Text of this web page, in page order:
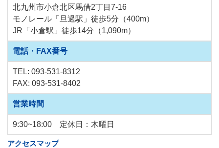
北九州市小倉北区馬借2丁目7-16
モノレール「旦過駅」徒歩5分（400m）
JR「小倉駅」徒歩14分（1,090m）
電話・FAX番号
TEL: 093-531-8312
FAX: 093-531-8402
営業時間
9:30~18:00 定休日：木曜日
アクセスマップ